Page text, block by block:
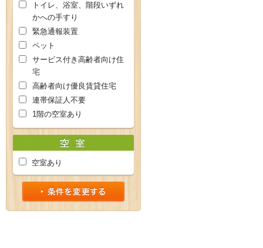
トイレ、浴室、階段いずれ
かへの手すり
緊急通報装置
ペット
サービス付き高齢者向け住
宅
高齢者向け優良賃貸住宅
連帯保証人不要
1階の空室あり
空室あり